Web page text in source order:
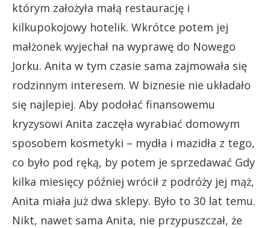
którym założyła małą restaurację i
kilkupokojowy hotelik. Wkrótce potem jej
małżonek wyjechał na wyprawę do Nowego
Jorku. Anita w tym czasie sama zajmowała się
rodzinnym interesem. W biznesie nie układało
się najlepiej. Aby podołać finansowemu
kryzysowi Anita zaczęła wyrabiać domowym
sposobem kosmetyki – mydła i mazidła z tego,
co było pod ręką, by potem je sprzedawać Gdy
kilka miesięcy później wrócił z podróży jej mąż,
Anita miała już dwa sklepy. Było to 30 lat temu.
Nikt, nawet sama Anita, nie przypuszczał, że